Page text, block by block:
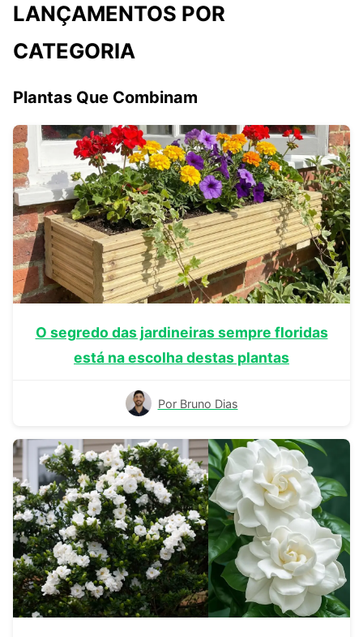
LANÇAMENTOS POR
CATEGORIA
Plantas Que Combinam
O segredo das jardineiras sempre floridas
está na escolha destas plantas
Por Bruno Dias